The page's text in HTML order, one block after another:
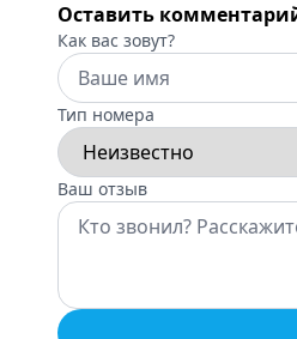
Оставить
Как вас зовут?
Тип номера
Ваш отзыв